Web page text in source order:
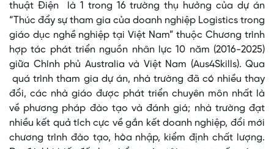
thuật Điện là 1 trong 16 trường thụ hưởng của dự án
“Thúc đẩy sự tham gia của doanh nghiệp Logistics trong
giáo dục nghề nghiệp tại Việt Nam” thuộc Chương trình
hợp tác phát triển nguồn nhân lực 10 năm (2016-2025)
giữa Chính phủ Australia và Việt Nam (Aus4Skills). Qua
quá trình tham gia dự án, nhà trường đã có nhiều thay
đổi, các nhà giáo được phát triển chuyên môn nhất là
về phương pháp đào tạo và đánh giá; nhà trường đạt
nhiều kết quả tích cực về gắn kết doanh nghiệp, đổi mới
chương trình đào tạo, hòa nhập, kiểm định chất lượng.